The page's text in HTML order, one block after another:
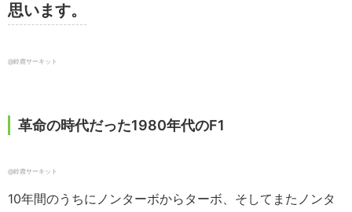
思います。
@鈴鹿サーキット
革命の時代だった1980年代のF1
@鈴鹿サーキット
10年間のうちにノンターボからターボ、そしてまたノンタ